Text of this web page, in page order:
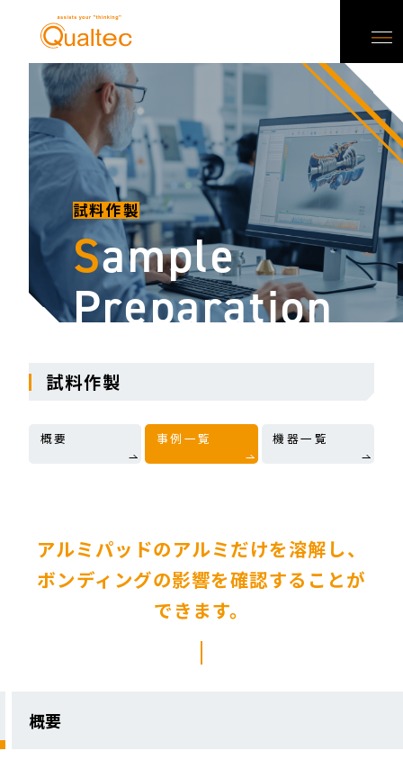
試料作製
Sample
Preparation
試料作製
概要 事例一覧 機器一覧
アルミパッドのアルミだけを溶解し、
ボンディングの影響を確認することが
できます。
概要